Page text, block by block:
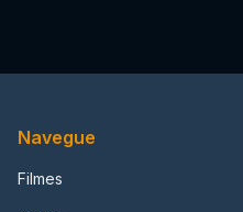
Navegue
Filmes